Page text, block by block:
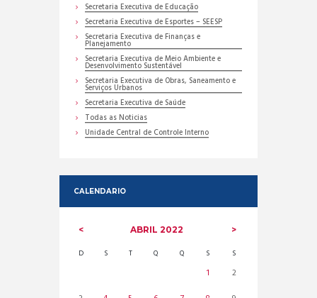
Secretaria Executiva de Educação
Secretaria Executiva de Esportes – SEESP
Secretaria Executiva de Finanças e
Planejamento
Secretaria Executiva de Meio Ambiente e
Desenvolvimento Sustentável
Secretaria Executiva de Obras, Saneamento e
Serviços Urbanos
Secretaria Executiva de Saúde
Todas as Noticias
Unidade Central de Controle Interno
CALENDARIO
ABRIL2022
D S T Q Q S S
1
2